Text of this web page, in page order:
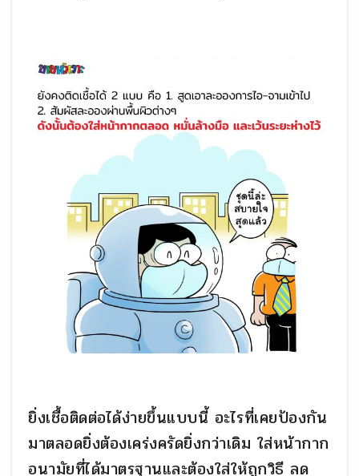
ยิ่งเชื้อติดต่อได้ง่ายขึ้นแบบนี้ อะไรที่เคยป้องกัน
มาตลอดยิ่งต้องเคร่งครัดยิ่งกว่าเดิม ใส่หน้ากาก
อนามัยที่ได้มาตรฐานและต้องใส่ให้ถูกวิธี ลด